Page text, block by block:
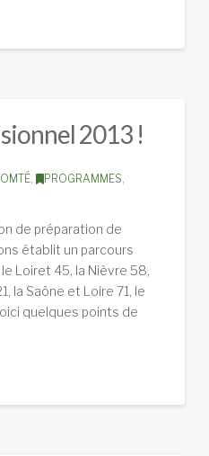
2013 !
, PROGRAMMES
de préparation de
établit un parcours
Loiret 45, la Nièvre 58,
la Saône et Loire 71, le
quelques points de